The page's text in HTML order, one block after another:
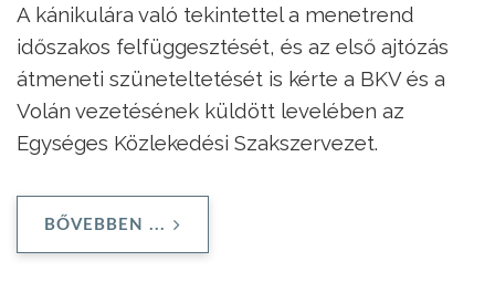
A kánikulára való tekintettel a menetrend
időszakos felfüggesztését, és az első ajtózás
átmeneti szüneteltetését is kérte a BKV és a
Volán vezetésének küldött levelében az
Egységes Közlekedési Szakszervezet.
BŐVEBBEN ...